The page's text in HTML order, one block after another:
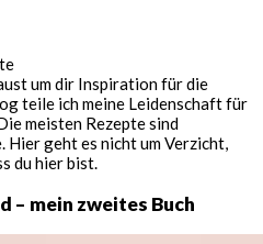
um dir Inspiration für die
teile ich meine Leidenschaft für
meisten Rezepte sind
Hier geht es nicht um Verzicht,
du hier bist.
– mein zweites Buch